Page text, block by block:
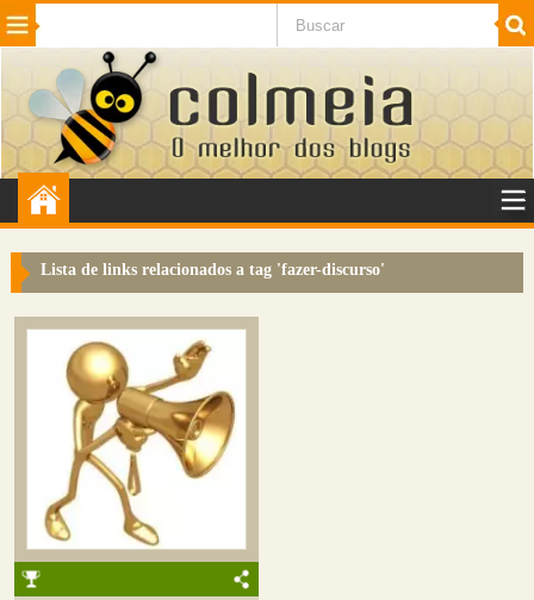
Beleza Cinema e TV
Internet Jogos NotÃ­cias SaÃºde
VeÃ­culos Adulto
Sugerir Link
Colmeia Exchange
Perguntas Frequentes
Contato
Lista de links relacionados a tag 'fazer-discurso'